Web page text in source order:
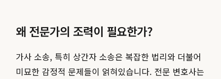
왜 전문가의 조력이 필요한가?
가사 소송, 특히 상간자 소송은 복잡한 법리와 더불어
미묘한 감정적 문제들이 얽혀있습니다. 전문 변호사는